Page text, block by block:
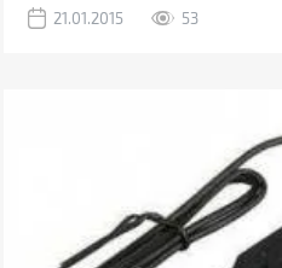
21.01.2015 53